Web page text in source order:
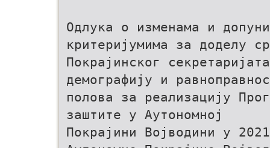
Одлука о изменама и
критеријумима за доделу
Покрајинског
демографију и
полова за реализацију
заштите у Аутономној
Покрајини Војводини у